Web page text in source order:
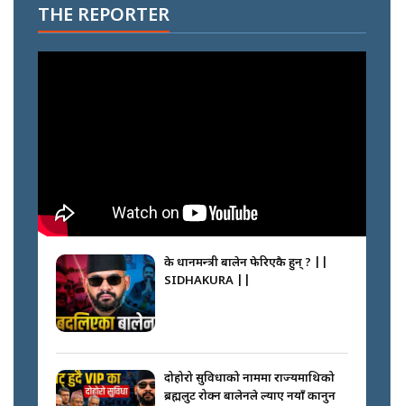
THE REPORTER
के प्रधानमन्त्री बालेन फेरिएकै हुन् ? ||
SIDHAKURA ||
दोहोरो सुविधाको नाममा राज्यमाथिको
ब्रह्मलुट रोक्न बालेनले ल्याए नयाँ कानुन